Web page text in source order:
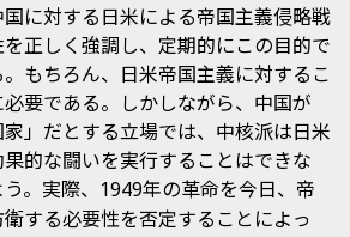
に対する日米による帝国主義侵略戦
正しく強調し、定期的にこの目的で
もちろん、日米帝国主義に対するこ
要である。しかしながら、中国が
家」だとする立場では、中核派は日米
的な闘いを実行することはできな
。実際、 1949年の革命を今日、帝
する必要性を否定することによっ